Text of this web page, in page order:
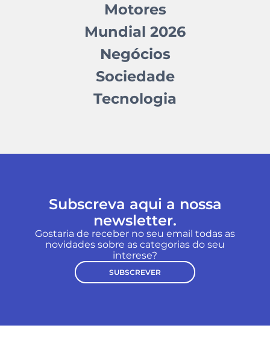
Motores
Mundial 2026
Negócios
Sociedade
Tecnologia
Subscreva aqui a nossa
newsletter.
Gostaria de receber no seu email todas as
novidades sobre as categorias do seu
interese?
SUBSCREVER